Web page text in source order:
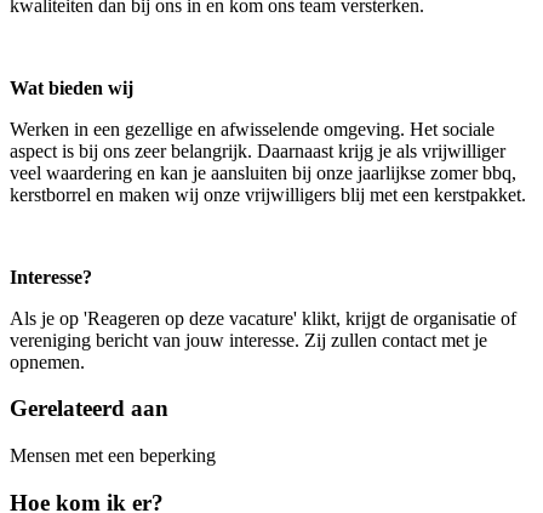
kwaliteiten dan bij ons in en kom ons team versterken.
Wat bieden wij
Werken in een gezellige en afwisselende omgeving. Het sociale
aspect is bij ons zeer belangrijk. Daarnaast krijg je als vrijwilliger
veel waardering en kan je aansluiten bij onze jaarlijkse zomer bbq,
kerstborrel en maken wij onze vrijwilligers blij met een kerstpakket.
Interesse?
Als je op 'Reageren op deze vacature' klikt, krijgt de organisatie of
vereniging bericht van jouw interesse. Zij zullen contact met je
opnemen.
Gerelateerd aan
Mensen met een beperking
Hoe kom ik er?